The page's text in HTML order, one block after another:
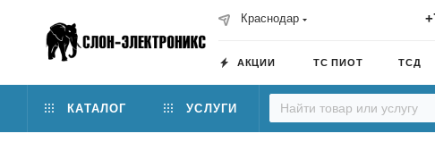
Краснодар
АКЦИИ ТС ПИОТ ТСД
КАТАЛОГ УСЛУГИ